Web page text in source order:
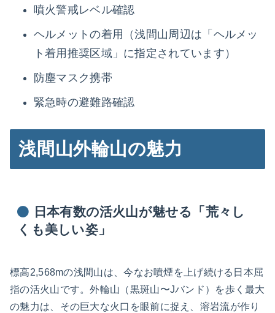
噴火警戒レベル確認
ヘルメットの着用（浅間山周辺は「ヘルメッ
ト着用推奨区域」に指定されています）
防塵マスク携帯
緊急時の避難路確認
浅間山外輪山の魅力
日本有数の活火山が魅せる「荒々し
くも美しい姿」
標高2,568mの浅間山は、今なお噴煙を上げ続ける日本屈
指の活火山です。外輪山（黒斑山〜Jバンド）を歩く最大
の魅力は、その巨大な火口を眼前に捉え、溶岩流が作り